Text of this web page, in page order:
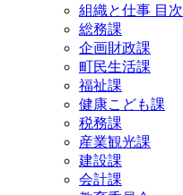
組織と仕事 目次
総務課
企画財政課
町民生活課
福祉課
健康こども課
税務課
産業観光課
建設課
会計課